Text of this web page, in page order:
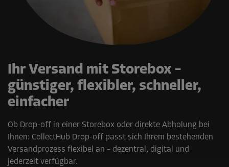
Ihr Versand mit Storebox –
günstiger, flexibler, schneller,
einfacher
Ob Drop-off in einer Storebox oder direkte Abholung bei
Ihnen: CollectHub Drop-off passt sich Ihrem bestehenden
Versandprozess flexibel an – dezentral, digital und
jederzeit verfügbar.